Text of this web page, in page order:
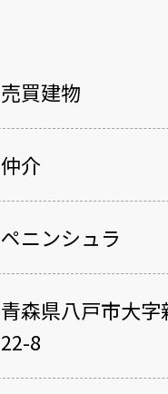
売買建物
仲介
ペニンシュラ
青森県八戸市大
22-8